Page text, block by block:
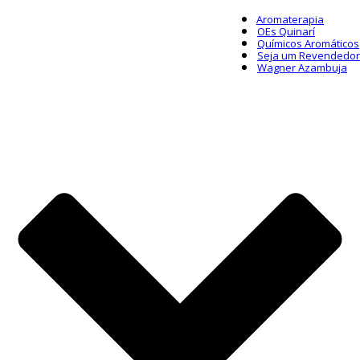
Aromaterapia
OEs Quinarí
Químicos Aromáticos
Seja um Revendedor
Wagner Azambuja